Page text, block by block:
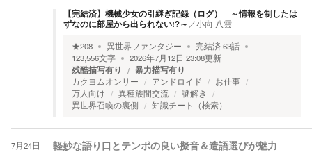
【完結済】機械少女の引継ぎ記録（ログ） ～情報を制したは
ずなのに部屋から出られない!?～ ／小向 八雲
★208 異世界ファンタジー 完結済63話
123,556文字 2026年7月12日 23:08更新
残酷描写有り 暴力描写有り
カクヨムオンリー アンドロイド
お仕事
万人向け
異種族間交流
謎解き
異世界召喚の裏側
知識チート（検索）
7月24日 軽妙な語り口とテンポの良い擬音＆造語選びが魅力